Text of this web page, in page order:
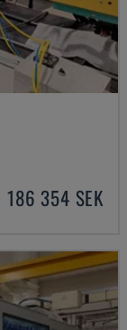
186 354 SEK